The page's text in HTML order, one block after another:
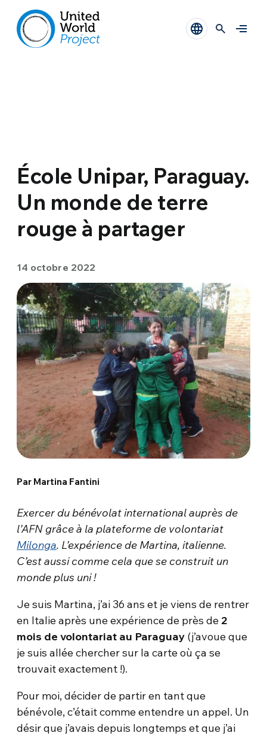
École Unipar, Paraguay.
Un monde de terre
rouge à partager
14 octobre 2022
Par Martina Fantini
Exercer du bénévolat international auprès de
l’AFN grâce à la plateforme de volontariat
Milonga. L’expérience de Martina, italienne.
C’est aussi comme cela que se construit un
monde plus uni !
Je suis Martina, j’ai 36 ans et je viens de rentrer
en Italie après une expérience de près de 2
mois de volontariat au Paraguay (j’avoue que
je suis allée chercher sur la carte où ça se
trouvait exactement !).
Pour moi, décider de partir en tant que
bénévole, c’était comme entendre un appel. Un
désir que j’avais depuis longtemps et que j’ai